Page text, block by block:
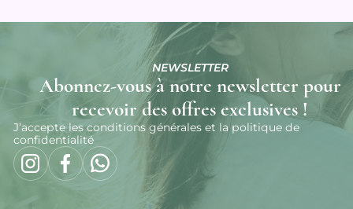
NEWSLETTER
Abonnez-vous à notre newsletter pour
recevoir des offres exclusives !
J’accepte les conditions générales et la politique de
confidentialité